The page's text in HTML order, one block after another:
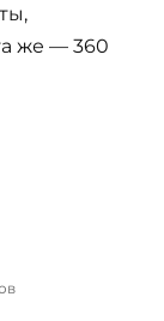
же — 360